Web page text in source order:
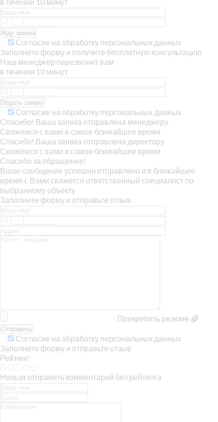
Согласие на обработку персональных данных
Заполните форму и получите бесплатную консультацию
Наш менеджер перезвонит вам
в течении 10 минут
Согласие на обработку персональных данных
Спасибо! Ваша заявка отправлена менеджеру
Свяжемся с вами в самое ближайшее время
Спасибо! Ваша заявка отправлена директору
Свяжемся с вами в самое ближайшее время
Спасибо за обращение!
Ваше сообщение успешно отправлено и в ближайшее
время с Вами свяжется ответственный специалист по
выбранному объекту
Заполните форму и отправьте отзыв
Прикрепить резюме
Согласие на обработку персональных данных
Заполните форму и отправьте отзыв
Рейтинг:
Нельзя отправить комментарий без рейтинга